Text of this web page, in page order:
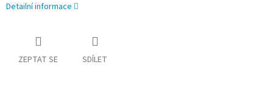
Detailní informace
ZEPTAT SE SDÍLET